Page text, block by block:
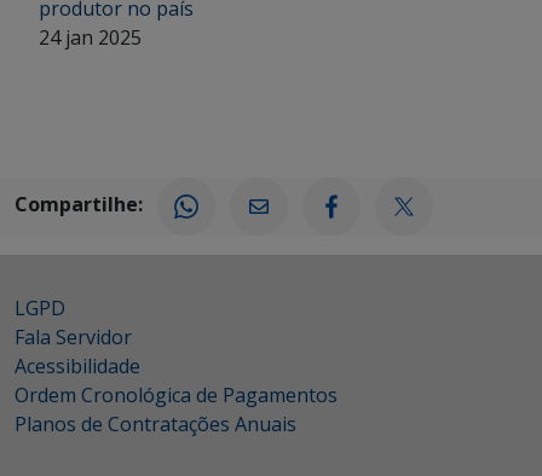
produtor no país
24 jan 2025
Compartilhe:
LGPD
Fala Servidor
Acessibilidade
Ordem Cronológica de Pagamentos
Planos de Contratações Anuais